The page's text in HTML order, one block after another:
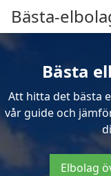
Bästa-
Bästa
Att hitta det bästa
vår guide och
Elbolag